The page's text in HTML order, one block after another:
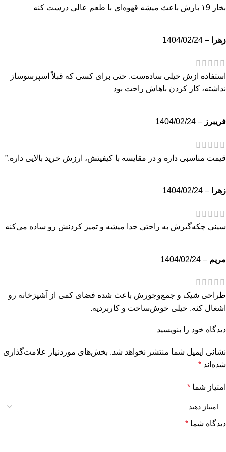
بخار ۱9 بارش باعث میشه قهوه‌ای با طعم عالی درست کنه
زهرا –
1404/02/24
استفاده ازش خیلی ساده‌ست. حتی برای کسی که قبلاً اسپرسوساز
نداشته، کار کردن باهاش راحت بود
فریبرز –
1404/02/24
قیمت مناسبی داره و در مقایسه با کیفیتش، ارزش خرید بالایی داره.”
زهرا –
1404/02/24
سینی چکه‌گیرش به راحتی جدا میشه و تمیز کردنش رو ساده می‌کنه
مریم –
1404/02/24
طراحی شیک و جمع‌وجورش باعث شده فضای کمی از آشپزخانه رو
اشغال کنه. خیلی خوش‌ساخت و کاربردیه.
دیدگاه خود را بنویسید
نشانی ایمیل شما منتشر نخواهد شد. بخش‌های موردنیاز علامت‌گذاری
شده‌اند *
امتیاز شما *
دیدگاه شما *